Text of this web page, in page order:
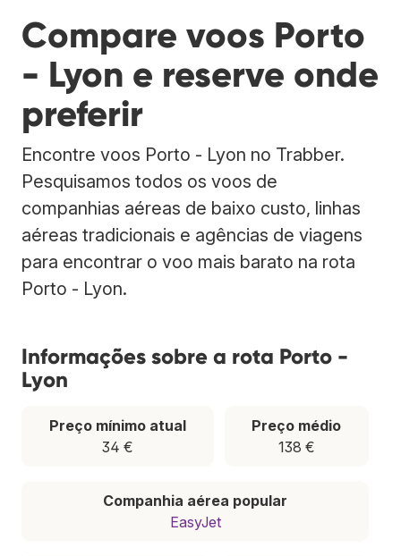
Compare voos Porto
- Lyon e reserve onde
preferir
Encontre voos Porto - Lyon no Trabber.
Pesquisamos todos os voos de
companhias aéreas de baixo custo, linhas
aéreas tradicionais e agências de viagens
para encontrar o voo mais barato na rota
Porto - Lyon.
Informações sobre a rota Porto -
Lyon
Preço mínimo atual
34 €
Preço médio
138 €
Companhia aérea popular
EasyJet